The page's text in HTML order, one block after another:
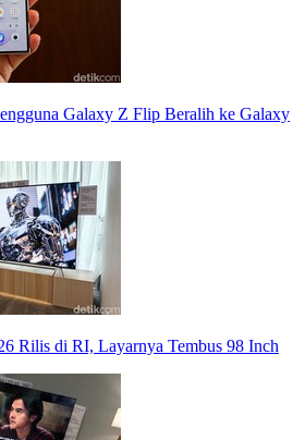
Galaxy Z Flip Beralih ke Galaxy
Rilis di RI, Layarnya Tembus 98 Inch